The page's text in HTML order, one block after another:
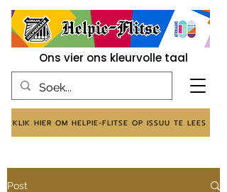
KLIK HIER OM HELPIE-FLITSE OP ISSUU TE LEES
Ons vier ons kleurvolle taal
Post